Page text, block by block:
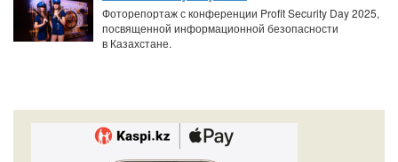
Фоторепортаж с конференции Profit Security Day 2025,
посвященной информационной безопасности
в Казахстане.